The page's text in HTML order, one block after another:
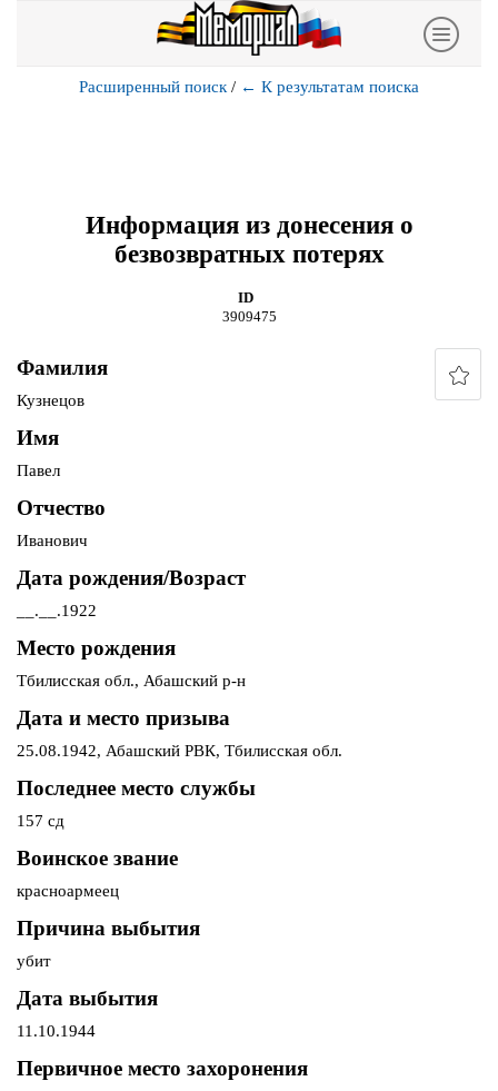
Расширенный поиск / ← К результатам поиска
Информация из донесения о
безвозвратных потерях
ID
3909475
Фамилия
Кузнецов
Имя
Павел
Отчество
Иванович
Дата рождения/Возраст
__.__.1922
Место рождения
Тбилисская обл., Абашский р-н
Дата и место призыва
25.08.1942, Абашский РВК, Тбилисская обл.
Последнее место службы
157 сд
Воинское звание
красноармеец
Причина выбытия
убит
Дата выбытия
11.10.1944
Первичное место захоронения